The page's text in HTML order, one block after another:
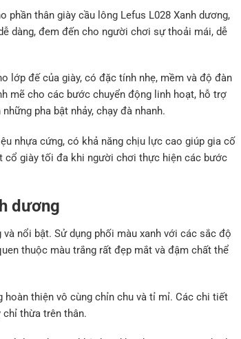
phần thân giày cầu lông Lefus L028 Xanh dương,
dàng, đem đến cho người chơi sự thoải mái, dễ
lớp đế của giày, có đặc tính nhẹ, mềm và độ đàn
mẽ cho các bước chuyển động linh hoạt, hỗ trợ
pha bật nhảy, chạy đà nhanh.
nhựa cứng, có khả năng chịu lực cao giúp gia cố
cổ giày tối đa khi người chơi thực hiện các bước
dương
nổi bật. Sử dụng phối màu xanh với các sắc độ
thuộc màu trắng rất đẹp mắt và đậm chất thể
hoàn thiện vô cùng chỉn chu và tỉ mỉ. Các chi tiết
thừa trên thân.